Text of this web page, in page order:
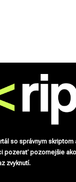
so správnym skriptom
pozerať pozornejšie
zvyknutí.